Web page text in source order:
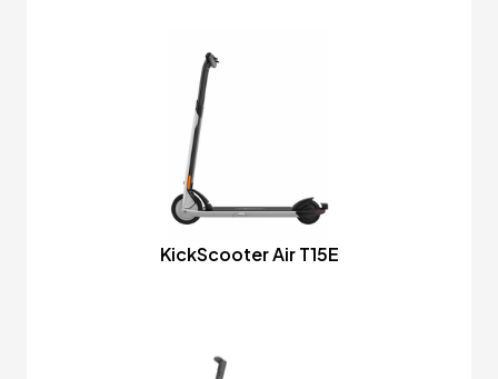
KickScooter Air T15E